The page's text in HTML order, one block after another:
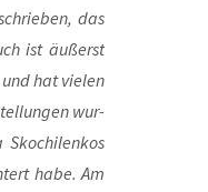
das
ist äußerst
hat vie­len
wur­
habe. Am